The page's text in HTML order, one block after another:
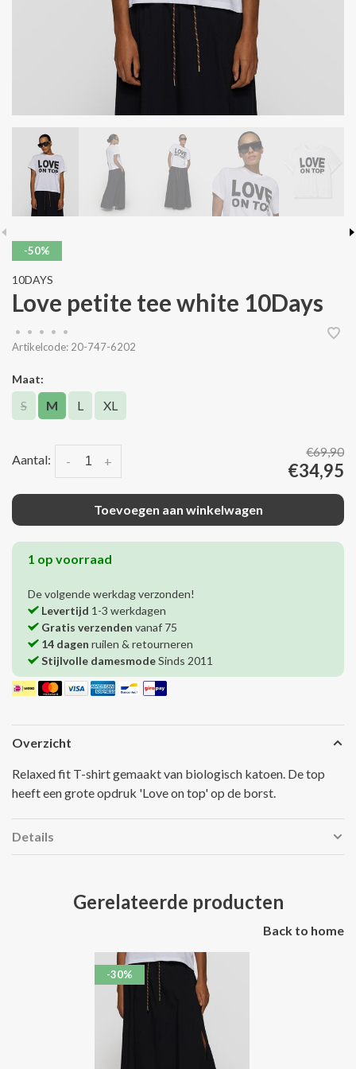
-50%
10DAYS
Love petite tee white 10Days
• • • •
•
Artikelcode: 20-747-6202
Maat:
S M L XL
Aantal: +
-
€69,90
€34,95
Toevoegen aan winkelwagen
1 op voorraad
De volgende werkdag verzonden!
Levertijd 1-3 werkdagen
Gratis verzenden vanaf 75
14 dagen ruilen & retourneren
Stijlvolle damesmodeSinds 2011
Overzicht
Relaxed fit T-shirt gemaakt van biologisch katoen. De top
heeft een grote opdruk 'Love on top' op de borst.
Details
Gerelateerde producten
Back to home
-30%